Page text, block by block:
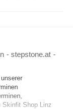
- stepstone.at -
Shop Linz